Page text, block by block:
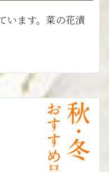
います。菜の花漬